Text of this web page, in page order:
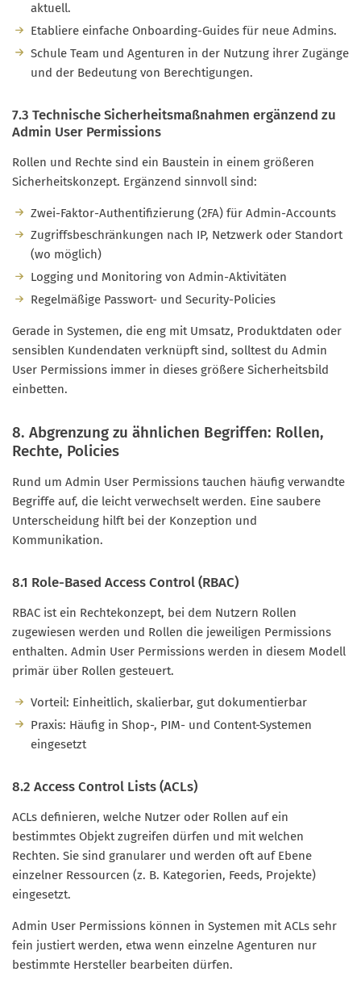
aktuell.
Etabliere einfache Onboarding-Guides für neue Admins.
Schule Team und Agenturen in der Nutzung ihrer Zugänge
und der Bedeutung von Berechtigungen.
7.3 Technische Sicherheitsmaßnahmen ergänzend zu
Admin User Permissions
Rollen und Rechte sind ein Baustein in einem größeren
Sicherheitskonzept. Ergänzend sinnvoll sind:
Zwei-Faktor-Authentifizierung (2FA) für Admin-Accounts
Zugriffsbeschränkungen nach IP, Netzwerk oder Standort
(wo möglich)
Logging und Monitoring von Admin-Aktivitäten
Regelmäßige Passwort- und Security-Policies
Gerade in Systemen, die eng mit Umsatz, Produktdaten oder
sensiblen Kundendaten verknüpft sind, solltest du Admin
User Permissions immer in dieses größere Sicherheitsbild
einbetten.
8. Abgrenzung zu ähnlichen Begriffen: Rollen,
Rechte, Policies
Rund um Admin User Permissions tauchen häufig verwandte
Begriffe auf, die leicht verwechselt werden. Eine saubere
Unterscheidung hilft bei der Konzeption und
Kommunikation.
8.1 Role-Based Access Control (RBAC)
RBAC ist ein Rechtekonzept, bei dem Nutzern Rollen
zugewiesen werden und Rollen die jeweiligen Permissions
enthalten. Admin User Permissions werden in diesem Modell
primär über Rollen gesteuert.
Vorteil: Einheitlich, skalierbar, gut dokumentierbar
Praxis: Häufig in Shop-, PIM- und Content-Systemen
eingesetzt
8.2 Access Control Lists (ACLs)
ACLs definieren, welche Nutzer oder Rollen auf ein
bestimmtes Objekt zugreifen dürfen und mit welchen
Rechten. Sie sind granularer und werden oft auf Ebene
einzelner Ressourcen (z. B. Kategorien, Feeds, Projekte)
eingesetzt.
Admin User Permissions können in Systemen mit ACLs sehr
fein justiert werden, etwa wenn einzelne Agenturen nur
bestimmte Hersteller bearbeiten dürfen.